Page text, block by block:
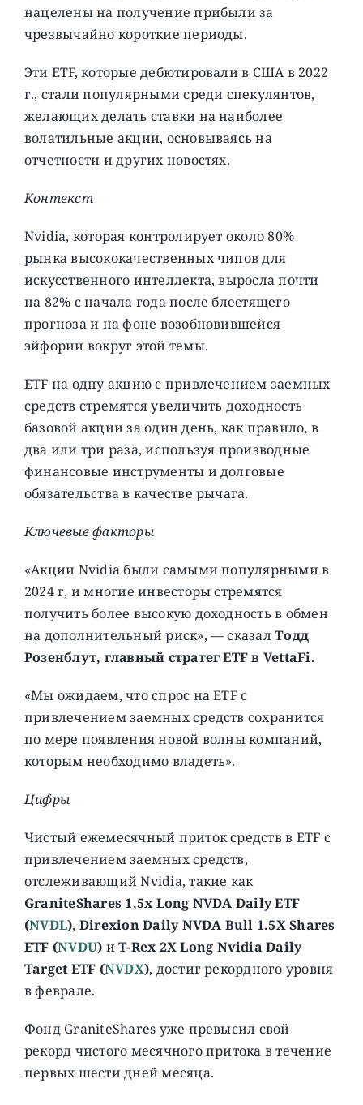
нацелены на получение прибыли за
чрезвычайно короткие периоды.
Эти ETF, которые дебютировали в США в 2022
г., стали популярными среди спекулянтов,
желающих делать ставки на наиболее
волатильные акции, основываясь на
отчетности и других новостях.
Контекст
Nvidia, которая контролирует около 80%
рынка высококачественных чипов для
искусственного интеллекта, выросла почти
на 82% с начала года после блестящего
прогноза и на фоне возобновившейся
эйфории вокруг этой темы.
ETF на одну акцию с привлечением заемных
средств стремятся увеличить доходность
базовой акции за один день, как правило, в
два или три раза, используя производные
финансовые инструменты и долговые
обязательства в качестве рычага.
Ключевые факторы
«Акции Nvidia были самыми популярными в
2024 г, и многие инвесторы стремятся
получить более высокую доходность в обмен
на дополнительный риск», — сказалТодд
Розенблут, главный стратег ETF в VettaFi.
«Мы ожидаем, что спрос на ETF с
привлечением заемных средств сохранится
по мере появления новой волны компаний,
которым необходимо владеть».
Цифры
Чистый ежемесячный приток средств в ETF с
привлечением заемных средств,
отслеживающий Nvidia, такие как
GraniteShares 1,5x Long NVDA Daily ETF
(NVDL), Direxion Daily NVDA Bull 1.5X Shares
ETF (NVDU) иT-Rex 2X Long Nvidia Daily
Target ETF (NVDX), достиг рекордного уровня
в феврале.
Фонд GraniteShares уже превысил свой
рекорд чистого месячного притока в течение
первых шести дней месяца.